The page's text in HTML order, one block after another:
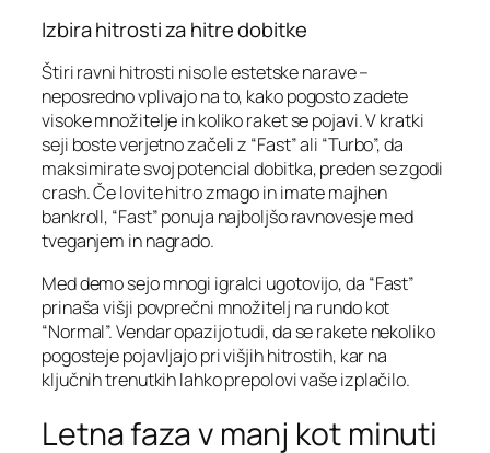
Izbira hitrosti za hitre dobitke
Štiri ravni hitrosti niso le estetske narave –
neposredno vplivajo na to, kako pogosto zadete
visoke množitelje in koliko raket se pojavi. V kratki
seji boste verjetno začeli z “Fast” ali “Turbo”, da
maksimirate svoj potencial dobitka, preden se zgodi
crash. Če lovite hitro zmago in imate majhen
bankroll, “Fast” ponuja najboljšo ravnovesje med
tveganjem in nagrado.
Med demo sejo mnogi igralci ugotovijo, da “Fast”
prinaša višji povprečni množitelj na rundo kot
“Normal”. Vendar opazijo tudi, da se rakete nekoliko
pogosteje pojavljajo pri višjih hitrostih, kar na
ključnih trenutkih lahko prepolovi vaše izplačilo.
Letna faza v manj kot minuti